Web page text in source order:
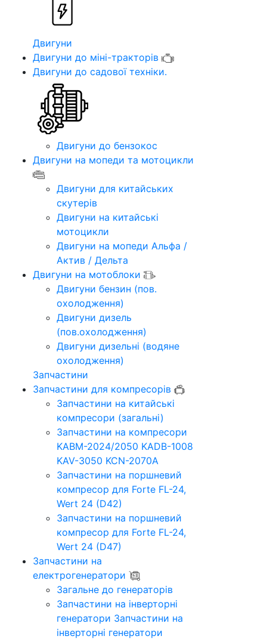
Двигуни
Двигуни до міні-тракторів
Двигуни до садової техніки.
Двигуни до бензокос
Двигуни на мопеди та мотоцикли
Двигуни для китайських
скутерів
Двигуни на китайські
мотоцикли
Двигуни на мопеди Альфа /
Актив / Дельта
Двигуни на мотоблоки
Двигуни бензин (пов.
охолодження)
Двигуни дизель
(пов.охолодження)
Двигуни дизельні (водяне
охолодження)
Запчастини
Запчастини для компресорів
Запчастини на китайські
компресори (загальні)
Запчастини на компресори
KABM-2024/2050 KADB-1008
KAV-3050 KCN-2070A
Запчастини на поршневий
компресор для Forte FL-24,
Wert 24 (D42)
Запчастини на поршневий
компресор для Forte FL-24,
Wert 24 (D47)
Запчастини на
електрогенератори
Загальне до генераторів
Запчастини на інверторні
генератори Запчастини на
інверторні генератори